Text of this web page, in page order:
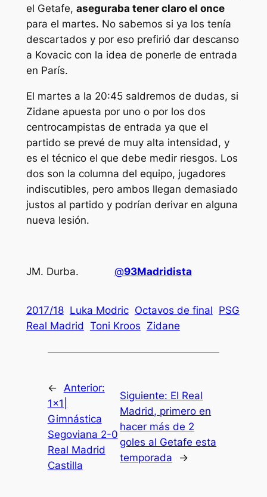
el Getafe, aseguraba tener claro el once
para el martes. No sabemos si ya los tenía
descartados y por eso prefirió dar descanso
a Kovacic con la idea de ponerle de entrada
en París.
El martes a la 20:45 saldremos de dudas, si
Zidane apuesta por uno o por los dos
centrocampistas de entrada ya que el
partido se prevé de muy alta intensidad, y
es el técnico el que debe medir riesgos. Los
dos son la columna del equipo, jugadores
indiscutibles, pero ambos llegan demasiado
justos al partido y podrían derivar en alguna
nueva lesión.
JM. Durba. @93Madridista
2017/18 Luka Modric Octavos de final PSG
Real Madrid Toni Kroos Zidane
←
Anterior:
1×1|
Gimnástica
Segoviana 2-0
Real Madrid
Castilla
Siguiente: El Real
Madrid, primero en
hacer más de 2
goles al Getafe esta
temporada
→